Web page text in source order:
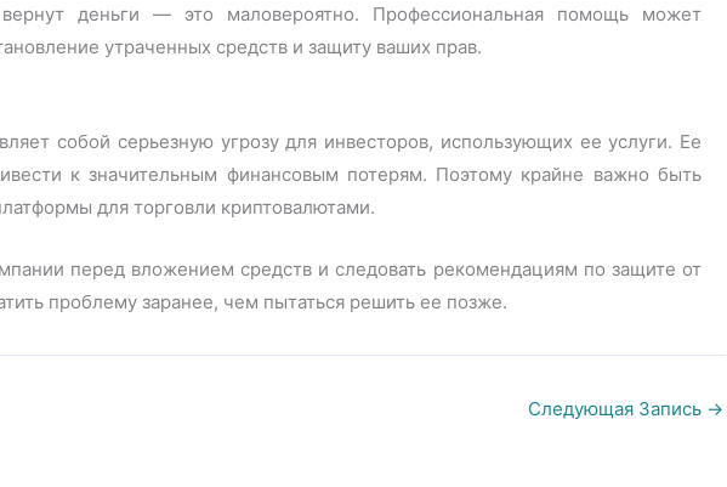
деньги — это маловероятно. Профессиональная помощь может
утраченных средств и защиту ваших прав.
собой серьезную угрозу для инвесторов, использующих ее услуги. Ее
к значительным финансовым потерям. Поэтому крайне важно быть
для торговли криптовалютами.
перед вложением средств и следовать рекомендациям по защите от
проблему заранее, чем пытаться решить ее позже.
Следующая Запись →